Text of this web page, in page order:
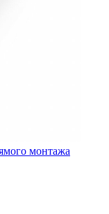
монтажа